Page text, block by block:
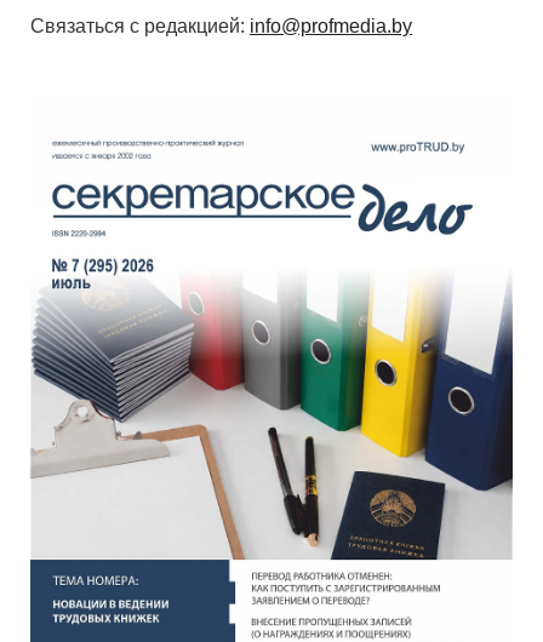
Связаться с редакцией: info@profmedia.by